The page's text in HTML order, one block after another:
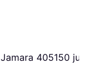
Jamara 405150